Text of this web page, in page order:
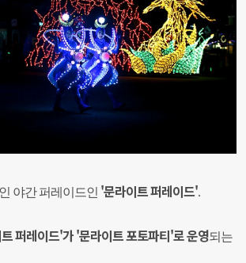
야간 퍼레이드인 '문라이트 퍼레이드'.
퍼레이드'가 '문라이트 포토파티'로 운영되는